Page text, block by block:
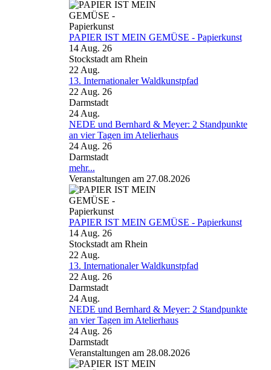
PAPIER IST MEIN GEMÜSE - Papierkunst
14 Aug. 26
Stockstadt am Rhein
22 Aug.
13. Internationaler Waldkunstpfad
22 Aug. 26
Darmstadt
24 Aug.
NEDE und Bernhard & Meyer: 2 Standpunkte
an vier Tagen im Atelierhaus
24 Aug. 26
Darmstadt
mehr...
Veranstaltungen am 27.08.2026
PAPIER IST MEIN GEMÜSE - Papierkunst
14 Aug. 26
Stockstadt am Rhein
22 Aug.
13. Internationaler Waldkunstpfad
22 Aug. 26
Darmstadt
24 Aug.
NEDE und Bernhard & Meyer: 2 Standpunkte
an vier Tagen im Atelierhaus
24 Aug. 26
Darmstadt
Veranstaltungen am 28.08.2026